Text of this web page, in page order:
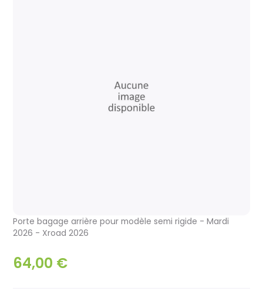
Porte bagage arrière pour modèle semi rigide - Mardi
2026 - Xroad 2026
64,00 €